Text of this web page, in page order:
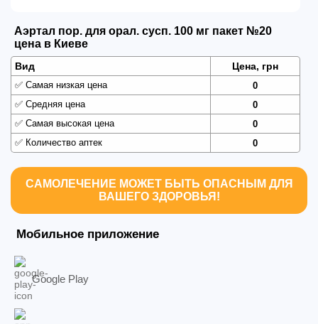
Аэртал пор. для орал. сусп. 100 мг пакет №20
цена в Киеве
Вид Цена, грн
✅ Самая низкая цена
0
✅ Средняя цена
0
✅ Самая высокая цена
0
✅ Количество аптек 0
САМОЛЕЧЕНИЕ МОЖЕТ БЫТЬ ОПАСНЫМ ДЛЯ
ВАШЕГО ЗДОРОВЬЯ!
Мобильное приложение
Google Play